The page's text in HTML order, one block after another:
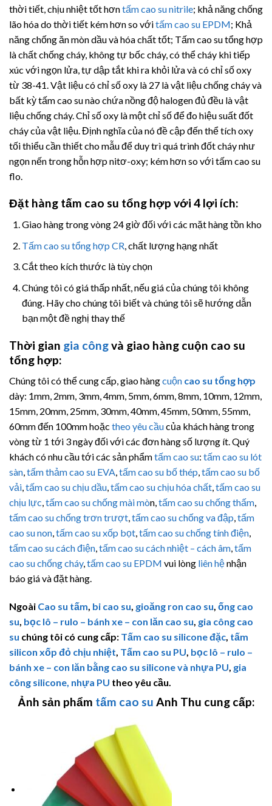
thời tiết, chịu nhiệt tốt hơntấm cao su nitrile; khả năng chống
lão hóa do thời tiết kém hơn so vớitấm cao su EPDM; Khả
năng chống ăn mòn dầu và hóa chất tốt; Tấm cao su tổng hợp
là chất chống cháy, không tự bốc cháy, có thể cháy khi tiếp
xúc với ngọn lửa, tự dập tắt khi ra khỏi lửa và có chỉ số oxy
từ 38-41. Vật liệu có chỉ số oxy là 27 là vật liệu chống cháy và
bất kỳ tấm cao su nào chứa nồng độ halogen đủ đều là vật
liệu chống cháy. Chỉ số oxy là một chỉ số để đo hiệu suất đốt
cháy của vật liệu. Định nghĩa của nó đề cập đến thể tích oxy
tối thiểu cần thiết cho mẫu để duy trì quá trình đốt cháy như
ngọn nến trong hỗn hợp nitơ-oxy; kém hơn so với tấm cao su
flo.
Đặt hàng tấm cao su tổng hợp với 4 lợi ích:
Giao hàng trong vòng 24 giờ đối với các mặt hàng tồn kho
Tấm cao su tổng hợp CR , chất lượng hạng nhất
Cắt theo kích thước là tùy chọn
Chúng tôi có giá thấp nhất, nếu giá của chúng tôi không
đúng. Hãy cho chúng tôi biết và chúng tôi sẽ hướng dẫn
bạn một đề nghị thay thế
Thời gian gia côngvà giao hàng cuộn cao su
tổng hợp:
Chúng tôi có thể cung cấp, giao hàngcuộn cao su tổng hợp
dày: 1mm, 2mm, 3mm, 4mm, 5mm, 6mm, 8mm, 10mm, 12mm,
15mm, 20mm, 25mm, 30mm, 40mm, 45mm, 50mm, 55mm,
60mm đến 100mm hoặc theo yêu cầucủa khách hàng trong
vòng từ 1 tới 3 ngày đối với các đơn hàng số lượng ít. Quý
khách có nhu cầu tới các sản phẩmtấm cao su: tấm cao su lót
sàn,tấm thảm cao su EVA,tấm cao su bố thép,tấm cao su bố
vải,tấm cao su chịu dầu,tấm cao su chịu hóa chất,tấm cao su
chịu lực,tấm cao su chống mài mòn,tấm cao su chống thấm,
tấm cao su chống trơn trượt,tấm cao su chống va đập,tấm
cao su non,tấm cao su xốp bọt,tấm cao su chống tính điện,
tấm cao su cách điện,tấm cao su cách nhiệt – cách âm,tấm
cao su chống cháy,tấm cao su EPDM vui lòng liên hệnhận
báo giá và đặt hàng.
Ngoài Cao su tấm, bi cao su, gioăng ron cao su, ống cao
su, bọc lô – rulo – bánh xe – con lăn cao su, gia công cao
su chúng tôi có cung cấp: Tấm cao su silicone đặc, tấm
silicon xốp đỏ chịu nhiệt, Tấm cao su PU, bọc lô – rulo –
bánh xe – con lăn bằng cao su silicone và nhựa PU, gia
công silicone, nhựa PU theo yêu cầu.
Ảnh sản phẩm tấm cao su Anh Thu cung cấp: